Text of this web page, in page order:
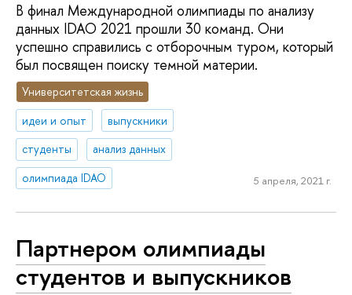
В финал Международной олимпиады по анализу
данных IDAO 2021 прошли 30 команд. Они
успешно справились с отборочным туром, который
был посвящен поиску темной материи.
Университетская жизнь
идеи и опыт
выпускники
студенты
анализ данных
олимпиада IDAO
5 апреля, 2021 г.
Партнером олимпиады
студентов и выпускников